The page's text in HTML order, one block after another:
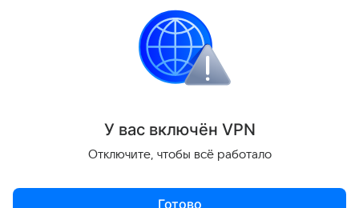
У вас включён VPN
Отключите, чтобы всё работало
Готово